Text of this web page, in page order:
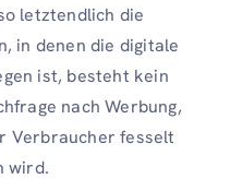
letztendlich die
in denen die digitale
ist, besteht kein
nach Werbung,
Verbraucher fesselt
wird.